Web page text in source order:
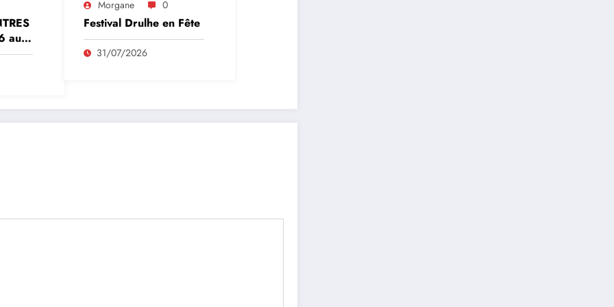
au
Morgane 0
Festival Drulhe en Fête
31/07/2026